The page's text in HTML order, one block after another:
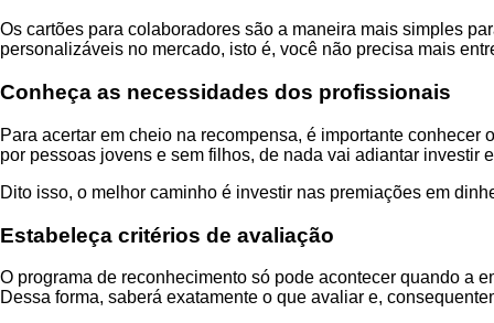
Os cartões para colaboradores são a maneira mais simples
personalizáveis no mercado, isto é, você não precisa mais
Conheça as necessidades dos profissionais
Para acertar em cheio na recompensa, é importante
por pessoas jovens e sem filhos, de nada vai adiantar investir
Dito isso, o melhor caminho é investir nas premiações em
Estabeleça critérios de avaliação
O programa de reconhecimento só pode acontecer quando a
Dessa forma, saberá exatamente o que avaliar e,